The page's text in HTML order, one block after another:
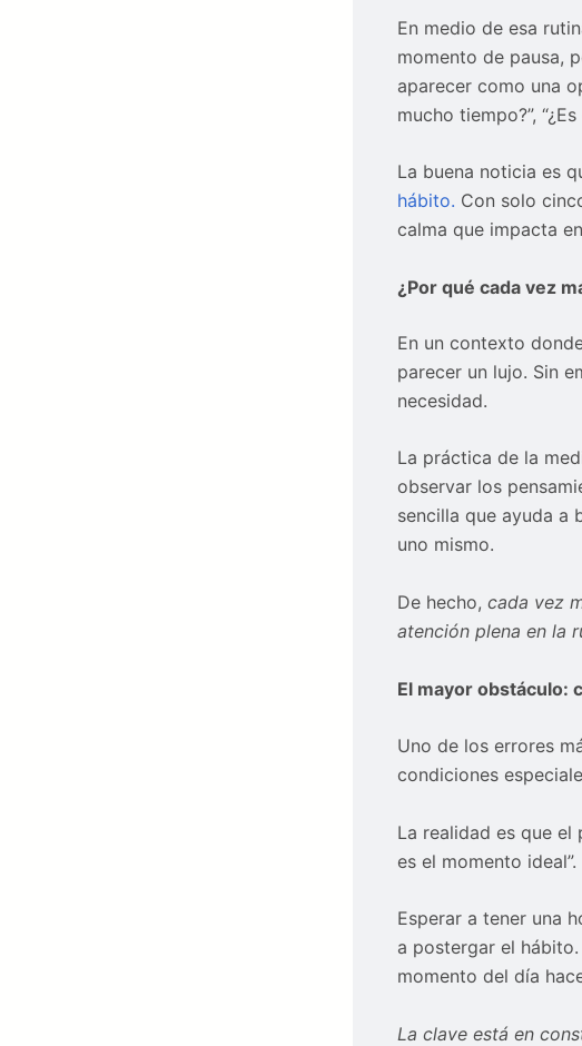
En medio de esa
momento de pausa,
aparecer como una
mucho tiempo?”,
La buena noticia es
hábito. Con solo
calma que impacta
¿Por qué cada vez
En un contexto
parecer un lujo. Sin
necesidad.
La práctica de la
observar los
sencilla que ayuda a
uno mismo.
De hecho, cada vez
atención plena en la
El mayor obstáculo:
Uno de los errores
condiciones
La realidad es que el
es el momento ideal”.
Esperar a tener una
a postergar el
momento del día
La clave está en